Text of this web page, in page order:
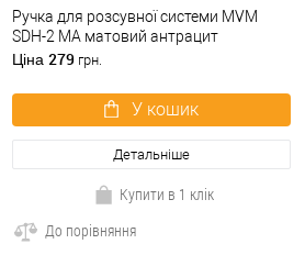
Ручка для розсувної системи MVM
SDH-2 MA матовий антрацит
Ціна 279 грн.
У кошик
Детальніше
Купити в 1 клік
До порівняння